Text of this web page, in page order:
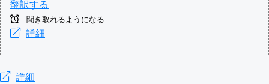
翻訳する
聞き取れるようになる
詳細
詳細